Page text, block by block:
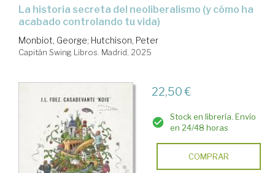
La historia secreta del neoliberalismo (y cómo ha
acabado controlando tu vida)
Monbiot, George; Hutchison, Peter
Capitán Swing Libros. Madrid, 2025
22,50 €
Stock en librería. Envío
en 24/48 horas
COMPRAR